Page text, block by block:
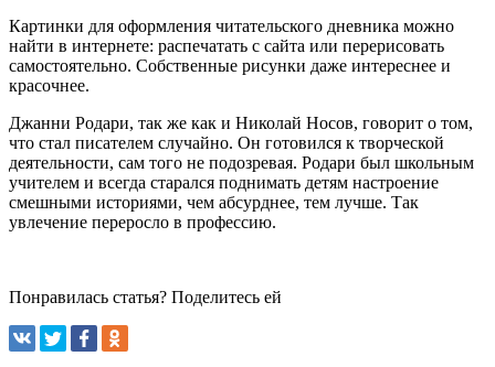
Картинки для оформления читательского дневника можно
найти в интернете: распечатать с сайта или перерисовать
самостоятельно. Собственные рисунки даже интереснее и
красочнее.
Джанни Родари, так же как и Николай Носов, говорит о том,
что стал писателем случайно. Он готовился к творческой
деятельности, сам того не подозревая. Родари был школьным
учителем и всегда старался поднимать детям настроение
смешными историями, чем абсурднее, тем лучше. Так
увлечение переросло в профессию.
Понравилась статья? Поделитесь ей